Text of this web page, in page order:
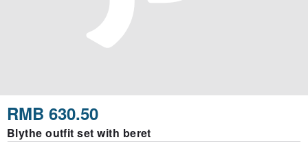
RMB 630.50
Blythe outfit set with beret